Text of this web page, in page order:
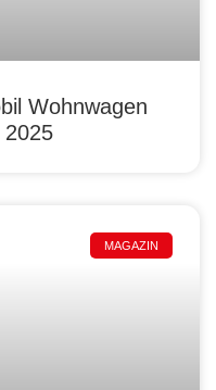
Wohnwagen
MAGAZIN